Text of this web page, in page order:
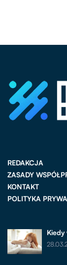
REDAKCJA
ZASADY
KONTAKT
POLITYKA